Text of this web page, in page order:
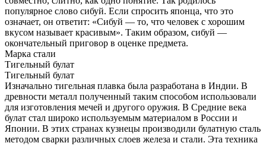
популярное слово сибуй. Если спросить японца, что это
означает, он ответит: «Сибуй — то, что человек с хорошим
вкусом называет красивым». Таким образом, сибуй —
окончательный приговор в оценке предмета.
Марка стали
Тигельный булат
Тигельный булат
Изначально тигельная плавка была разработана в Индии. В
древности металл полученный таким способом использовали
для изготовления мечей и другого оружия. В Средние века
булат стал широко используемым материалом в России и
Японии. В этих странах кузнецы производили булатную сталь
методом сварки различных слоев железа и стали. Эта техника